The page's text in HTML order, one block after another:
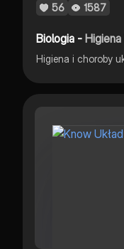
56 1587
Biologia -